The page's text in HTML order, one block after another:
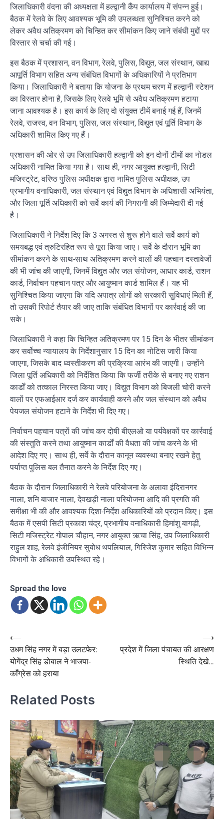
जिलाधिकारी वंदना की अध्यक्षता में हल्द्वानी कैंप कार्यालय में संपन्न हुई।
बैठक में रेलवे के लिए आवश्यक भूमि की उपलब्धता सुनिश्चित करने को
लेकर अवैध अतिक्रमण को चिन्हित कर सीमांकन किए जाने संबंधी मुद्दों पर
विस्तार से चर्चा की गई।
इस बैठक में प्रशासन, वन विभाग, रेलवे, पुलिस, विद्युत, जल संस्थान, खाद्य
आपूर्ति विभाग सहित अन्य संबंधित विभागों के अधिकारियों ने प्रतिभाग
किया। जिलाधिकारी ने बताया कि योजना के प्रथम चरण में हल्द्वानी स्टेशन
का विस्तार होना है, जिसके लिए रेलवे भूमि से अवैध अतिक्रमण हटाया
जाना आवश्यक है। इस कार्य के लिए दो संयुक्त टीमें बनाई गई हैं, जिनमें
रेलवे, राजस्व, वन विभाग, पुलिस, जल संस्थान, विद्युत एवं पूर्ति विभाग के
अधिकारी शामिल किए गए हैं।
प्रशासन की ओर से उप जिलाधिकारी हल्द्वानी को इन दोनों टीमों का नोडल
अधिकारी नामित किया गया है। साथ ही, नगर आयुक्त हल्द्वानी, सिटी
मजिस्ट्रेट, वरिष्ठ पुलिस अधीक्षक द्वारा नामित पुलिस अधीक्षक, उप
प्रभागीय वनाधिकारी, जल संस्थान एवं विद्युत विभाग के अधिशासी अभियंता,
और जिला पूर्ति अधिकारी को सर्वे कार्य की निगरानी की जिम्मेदारी दी गई
है।
जिलाधिकारी ने निर्देश दिए कि 3 अगस्त से शुरू होने वाले सर्वे कार्य को
समयबद्ध एवं त्रुटिरहित रूप से पूरा किया जाए। सर्वे के दौरान भूमि का
सीमांकन करने के साथ-साथ अतिक्रमण करने वालों की पहचान दस्तावेजों
की भी जांच की जाएगी, जिनमें विद्युत और जल संयोजन, आधार कार्ड, राशन
कार्ड, निर्वाचन पहचान पत्र और आयुष्मान कार्ड शामिल हैं। यह भी
सुनिश्चित किया जाएगा कि यदि अपात्र लोगों को सरकारी सुविधाएं मिली हैं,
तो उसकी रिपोर्ट तैयार की जाए ताकि संबंधित विभागों पर कार्रवाई की जा
सके।
जिलाधिकारी ने कहा कि चिन्हित अतिक्रमण पर 15 दिन के भीतर सीमांकन
कर सर्वोच्च न्यायालय के निर्देशानुसार 15 दिन का नोटिस जारी किया
जाएगा, जिसके बाद ध्वस्तीकरण की प्रक्रिया आरंभ की जाएगी। उन्होंने
जिला पूर्ति अधिकारी को निर्देशित किया कि फर्जी तरीके से बनाए गए राशन
कार्डों को तत्काल निरस्त किया जाए। विद्युत विभाग को बिजली चोरी करने
वालों पर एफआईआर दर्ज कर कार्यवाही करने और जल संस्थान को अवैध
पेयजल संयोजन हटाने के निर्देश भी दिए गए।
निर्वाचन पहचान पत्रों की जांच कर दोषी बीएलओ या पर्यवेक्षकों पर कार्रवाई
की संस्तुति करने तथा आयुष्मान कार्डों की वैधता की जांच करने के भी
आदेश दिए गए। साथ ही, सर्वे के दौरान कानून व्यवस्था बनाए रखने हेतु
पर्याप्त पुलिस बल तैनात करने के निर्देश दिए गए।
बैठक के दौरान जिलाधिकारी ने रेलवे परियोजना के अलावा इंदिरानगर
नाला, शनि बाजार नाला, देवखड़ी नाला परियोजना आदि की प्रगति की
समीक्षा भी की और आवश्यक दिशा-निर्देश अधिकारियों को प्रदान किए। इस
बैठक में एसपी सिटी प्रकाश चंद्र, प्रभागीय वनाधिकारी हिमांशु बागड़ी,
सिटी मजिस्ट्रेट गोपाल चौहान, नगर आयुक्त ऋचा सिंह, उप जिलाधिकारी
राहुल शाह, रेलवे इंजीनियर सुबोध थपलियाल, गिरिजेश कुमार सहित विभिन्न
विभागों के अधिकारी उपस्थित रहे।
Spread the love
Post
navigation
⟵
उधम सिंह नगर में बड़ा उलटफेर:
योगेंद्र सिंह डोबाल ने भाजपा-
काँग्रेस को हराया
प्रदेश में जिला पंचायत की आरक्षण
स्थिति देखे…
⟶
Related Posts